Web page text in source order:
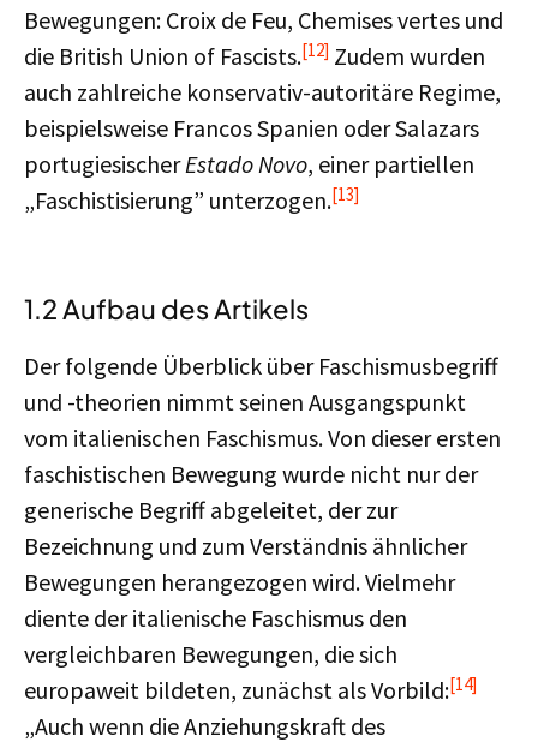
Bewegungen: Croix de Feu, Chemises vertes und
die British Union of Fascists.[12] Zudem wurden
auch zahlreiche konservativ-autoritäre Regime,
beispielsweise Francos Spanien oder Salazars
portugiesischerEstado Novo, einer partiellen
„Faschistisierung” unterzogen.[13]
1.2 Aufbau des Artikels
Der folgende Überblick über Faschismusbegriff
und -theorien nimmt seinen Ausgangspunkt
vom italienischen Faschismus. Von dieser ersten
faschistischen Bewegung wurde nicht nur der
generische Begriff abgeleitet, der zur
Bezeichnung und zum Verständnis ähnlicher
Bewegungen herangezogen wird. Vielmehr
diente der italienische Faschismus den
vergleichbaren Bewegungen, die sich
europaweit bildeten, zunächst als Vorbild:[14]
„Auch wenn die Anziehungskraft des